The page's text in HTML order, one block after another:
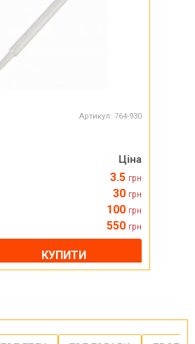
Артикул: 764-930
Ціна
3.5 грн
30 грн
100 грн
550 грн
КУПИТИ